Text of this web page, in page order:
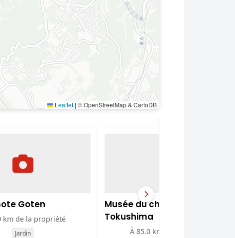
Leaflet | © OpenStreetMap & CartoDB
Goten
km de la propriété
Jardin
Musée du château de
Tokushima
À 85.0 km de la propriété